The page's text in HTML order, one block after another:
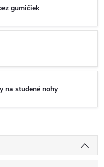
gumičiek
na studené nohy